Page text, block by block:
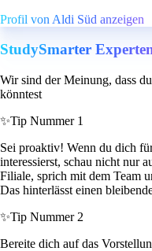
Profil von Aldi Süd anzeigen
StudySmarter
Wir sind der Meinung, dass
könntest
✨Tip Nummer 1
Sei proaktiv! Wenn du dich
interessierst, schau nicht nur
Filiale, sprich mit dem Team
Das hinterlässt einen
✨Tip Nummer 2
Bereite dich auf das